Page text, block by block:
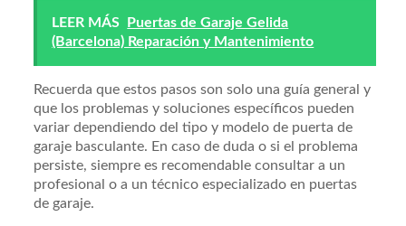
LEER MÁS
Puertas de Garaje Gelida
(Barcelona) Reparación y Mantenimiento
Recuerda que estos pasos son solo una guía general y
que los problemas y soluciones específicos pueden
variar dependiendo del tipo y modelo de puerta de
garaje basculante. En caso de duda o si el problema
persiste, siempre es recomendable consultar a un
profesional o a un técnico especializado en puertas
de garaje.